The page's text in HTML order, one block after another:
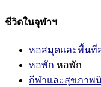
ชีวิตในจุฬาฯ
หอสมุดและพื้นที่
หอพัก หอพัก
กีฬาและสุขภาพ